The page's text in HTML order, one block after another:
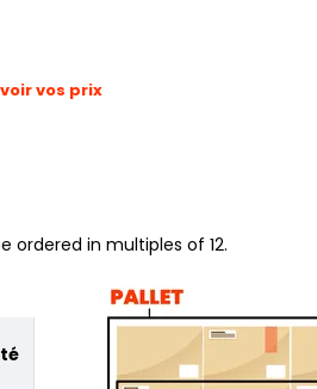
vos prix
ordered in multiples of 12.